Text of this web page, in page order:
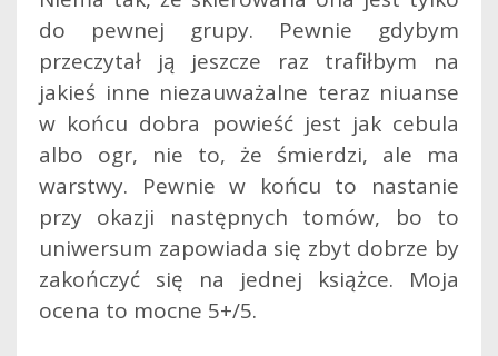
do pewnej grupy. Pewnie gdybym
przeczytał ją jeszcze raz trafiłbym na
jakieś inne niezauważalne teraz niuanse
w końcu dobra powieść jest jak cebula
albo ogr, nie to, że śmierdzi, ale ma
warstwy. Pewnie w końcu to nastanie
przy okazji następnych tomów, bo to
uniwersum zapowiada się zbyt dobrze by
zakończyć się na jednej książce. Moja
ocena to mocne 5+/5.